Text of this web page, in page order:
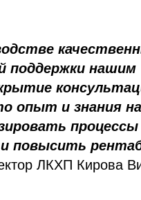
поддержки нашим
опыт и знания
процессы
повысить
ЛКХП Кирова